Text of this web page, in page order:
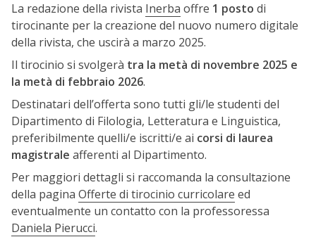
La redazione della rivista Inerba offre 1 posto di
tirocinante per la creazione del nuovo numero digitale
della rivista, che uscirà a marzo 2025.
Il tirocinio si svolgerà tra la metà di novembre 2025 e
la metà di febbraio 2026.
Destinatari dell’offerta sono tutti gli/le studenti del
Dipartimento di Filologia, Letteratura e Linguistica,
preferibilmente quelli/e iscritti/e ai corsi di laurea
magistrale afferenti al Dipartimento.
Per maggiori dettagli si raccomanda la consultazione
della pagina Offerte di tirocinio curricolare ed
eventualmente un contatto con la professoressa
Daniela Pierucci.